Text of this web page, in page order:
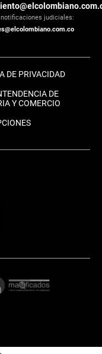
judiciales:
DE PRIVACIDAD
DE
Y COMERCIO